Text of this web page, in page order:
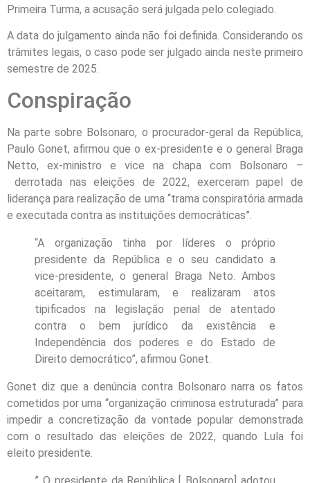
Primeira Turma, a acusação será julgada pelo colegiado.
A data do julgamento ainda não foi definida. Considerando os
trâmites legais, o caso pode ser julgado ainda neste primeiro
semestre de 2025.
Conspiração
Na parte sobre Bolsonaro, o procurador-geral da República,
Paulo Gonet, afirmou que o ex-presidente e o general Braga
Netto, ex-ministro e vice na chapa com Bolsonaro –
derrotada nas eleições de 2022, exerceram papel de
liderança para realização de uma “trama conspiratória armada
e executada contra as instituições democráticas”.
“A organização tinha por líderes o próprio
presidente da República e o seu candidato a
vice-presidente, o general Braga Neto. Ambos
aceitaram, estimularam, e realizaram atos
tipificados na legislação penal de atentado
contra o bem jurídico da existência e
Independência dos poderes e do Estado de
Direito democrático”, afirmou Gonet.
Gonet diz que a denúncia contra Bolsonaro narra os fatos
cometidos por uma “organização criminosa estruturada” para
impedir a concretização da vontade popular demonstrada
com o resultado das eleições de 2022, quando Lula foi
eleito presidente.